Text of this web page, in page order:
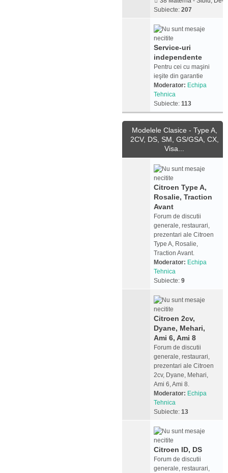
Subiecte: 207
Service-uri
independente
Pentru cei cu maşini
ieşite din garantie
Moderator: Echipa
Tehnica
Subiecte: 113
Modelele Clasice - Type A,
2CV, DS, SM, GS/GSA, CX,
Visa...
Citroen Type A,
Rosalie, Traction
Avant
Forum de discutii
generale, restaurari,
prezentari ale Citroen
Type A, Rosalie,
Traction Avant.
Moderator: Echipa
Tehnica
Subiecte: 9
Citroen 2cv,
Dyane, Mehari,
Ami 6, Ami 8
Forum de discutii
generale, restaurari,
prezentari ale Citroen
2cv, Dyane, Mehari,
Ami 6, Ami 8.
Moderator: Echipa
Tehnica
Subiecte: 13
Citroen ID, DS
Forum de discutii
generale, restaurari,